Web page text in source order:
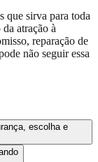
que sirva para toda
atração à
reparação de
não seguir essa
escolha e